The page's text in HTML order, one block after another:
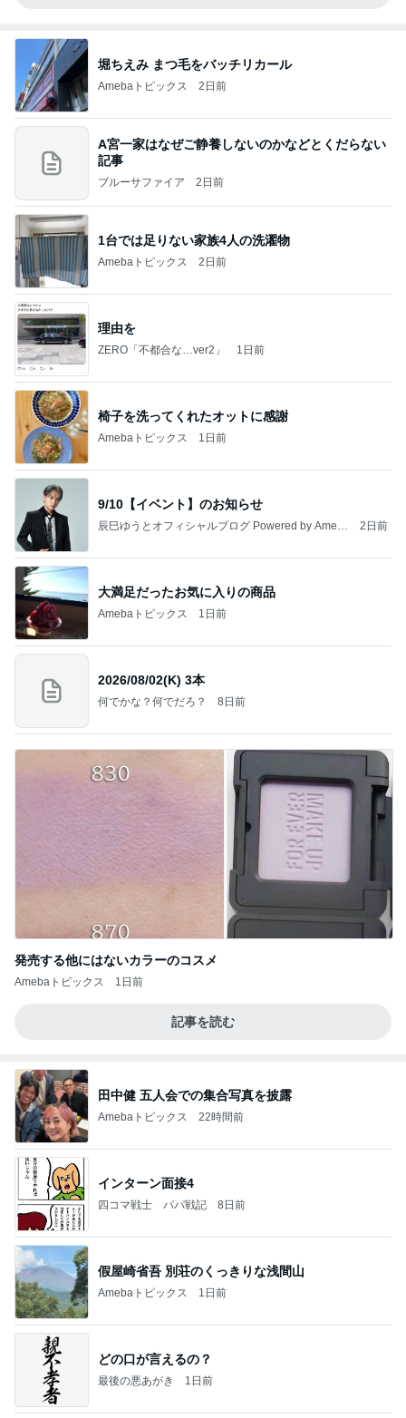
堀ちえみ まつ毛をバッチリカール
Amebaトピックス 2日前
A宮一家はなぜご静養しないのかなどとくだらない
記事
ブルーサファイア 2日前
1台では足りない家族4人の洗濯物
Amebaトピックス 2日前
理由を
ZERO「不都合な…ver2」 1日前
椅子を洗ってくれたオットに感謝
Amebaトピックス 1日前
9/10【イベント】のお知らせ
辰巳ゆうとオフィシャルブログ Powered by Ameb
2日前
大満足だったお気に入りの商品
Amebaトピックス 1日前
2026/08/02(K) 3本
何でかな？何でだろ？ 8日前
発売する他にはないカラーのコスメ
Amebaトピックス 1日前
記事を読む
田中健 五人会での集合写真を披露
Amebaトピックス 22時間前
インターン面接4
四コマ戦士 パパ戦記 8日前
假屋崎省吾 別荘のくっきりな浅間山
Amebaトピックス 1日前
どの口が言えるの？
最後の悪あがき 1日前